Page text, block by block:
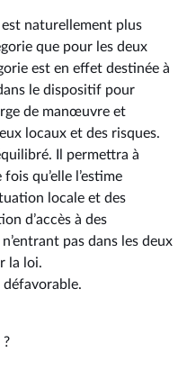
est naturellement plus
que pour les deux
est en effet destinée à
le dispositif pour
de manœuvre et
locaux et des risques.
Il permettra à
qu’elle l’estime
locale et des
d’accès à des
pas dans les deux
la loi.
défavorable.
?